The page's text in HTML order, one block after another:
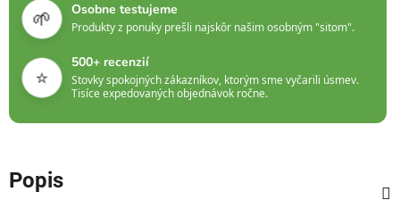
🌱 Osobne testujeme
Produkty z ponuky prešli najskôr našim osobným "sitom".
⭐
500+ recenzií
Stovky spokojných zákazníkov, ktorým sme vyčarili úsmev.
Tisíce expedovaných objednávok ročne.
Popis